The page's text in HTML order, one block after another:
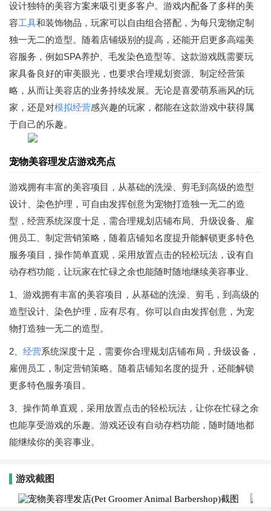
设计独特的美容方案来吸引更多客户。游戏内配备了多样的美
容工具和装饰物品，玩家可以自由组合搭配，为每只宠物定制
独一无二的造型。随着店铺级别的提高，还能开启更多高端美
容服务，例如SPA养护、毛发染色造型等。这款游戏既需要玩
家具备良好的审美眼光，也要求合理规划资源、制定经营策
略，从而让美容店的业务持续发展。无论是喜爱萌系画风的玩
家，还是对模拟经营感兴趣的玩家，都能在这款游戏中获得属
于自己的乐趣。
宠物美容理发店游戏亮点
游戏拥有丰富的美容项目，从基础的洗澡、剪毛到高级的造型
设计、染色护理，可自由发挥创意为宠物打造独一无二的造
型，经营系统深度十足，需合理规划店铺布局、升级设备、雇
佣员工、制定营销策略，随着店铺知名度提升能解锁更多特色
服务项目，操作简单直观，采用放置点击的轻松玩法，设有自
动存档功能，让玩家在忙碌之余也能随时随地继续美容事业。
1、游戏拥有丰富的美容项目，从基础的洗澡、剪毛，到高级的
造型设计、染色护理，应有尽有。你可以自由发挥创意，为宠
物打造独一无二的造型。
2、 经营系统深度十足，需要你合理规划店铺布局，升级设备，
雇佣员工，制定营销策略。随着店铺知名度的提升，还能解锁
更多特色服务项目。
3、操作简单直观，采用放置点击的轻松玩法，让你在忙碌之余
也能享受游戏的乐趣。游戏还设有自动存档功能，随时随地都
能继续你的美容事业。
游戏截图